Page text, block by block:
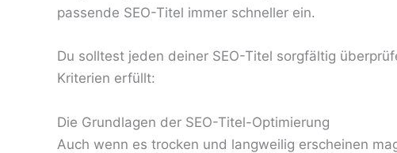
passende SEO-Titel immer schneller ein.
Du solltest jeden deiner SEO-Titel sorgfältig
Kriterien erfüllt:
Die Grundlagen der SEO-Titel-Optimierung
Auch wenn es trocken und langweilig erscheinen